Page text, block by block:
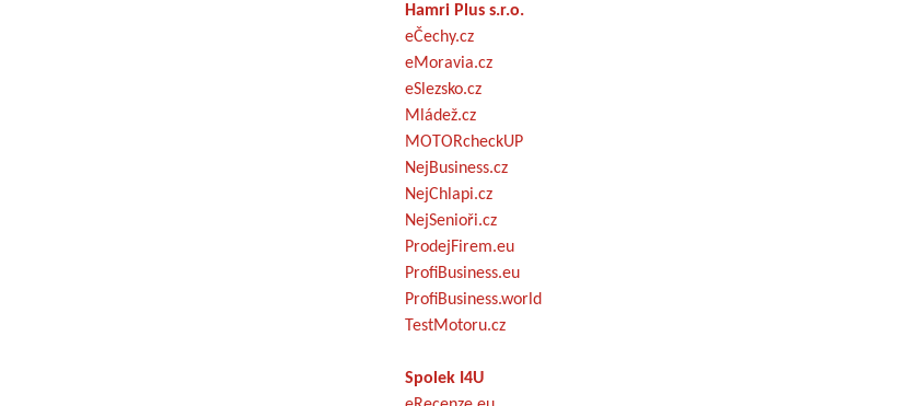
Hamri Plus s.r.o.
eČechy.cz
eMoravia.cz
eSlezsko.cz
Mládež.cz
MOTORcheckUP
NejBusiness.cz
NejChlapi.cz
NejSenioři.cz
ProdejFirem.eu
ProfiBusiness.eu
ProfiBusiness.world
TestMotoru.cz
Spolek I4U